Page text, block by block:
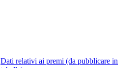
Dati relativi ai premi (da pubblicare in